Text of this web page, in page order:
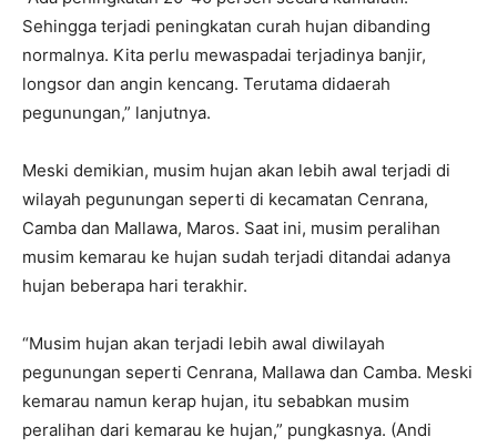
Sehingga terjadi peningkatan curah hujan dibanding
normalnya. Kita perlu mewaspadai terjadinya banjir,
longsor dan angin kencang. Terutama didaerah
pegunungan,” lanjutnya.
Meski demikian, musim hujan akan lebih awal terjadi di
wilayah pegunungan seperti di kecamatan Cenrana,
Camba dan Mallawa, Maros. Saat ini, musim peralihan
musim kemarau ke hujan sudah terjadi ditandai adanya
hujan beberapa hari terakhir.
“Musim hujan akan terjadi lebih awal diwilayah
pegunungan seperti Cenrana, Mallawa dan Camba. Meski
kemarau namun kerap hujan, itu sebabkan musim
peralihan dari kemarau ke hujan,” pungkasnya. (Andi